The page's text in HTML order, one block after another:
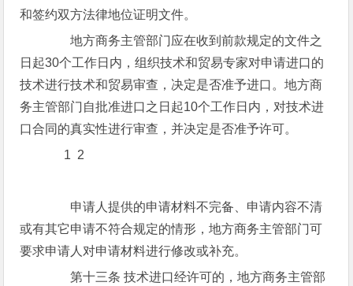
和签约双方法律地位证明文件。
地方商务主管部门应在收到前款规定的文件之
日起30个工作日内，组织技术和贸易专家对申请进口的
技术进行技术和贸易审查，决定是否准予进口。地方商
务主管部门自批准进口之日起10个工作日内，对技术进
口合同的真实性进行审查，并决定是否准予许可。
1 2
申请人提供的申请材料不完备、申请内容不清
或有其它申请不符合规定的情形，地方商务主管部门可
要求申请人对申请材料进行修改或补充。
第十三条 技术进口经许可的，地方商务主管部